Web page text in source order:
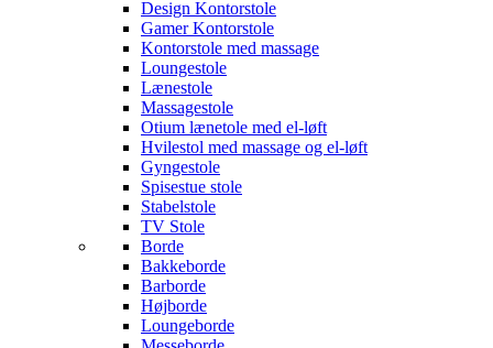
Design Kontorstole
Gamer Kontorstole
Kontorstole med massage
Loungestole
Lænestole
Massagestole
Otium lænetole med el-løft
Hvilestol med massage og el-løft
Gyngestole
Spisestue stole
Stabelstole
TV Stole
Borde
Bakkeborde
Barborde
Højborde
Loungeborde